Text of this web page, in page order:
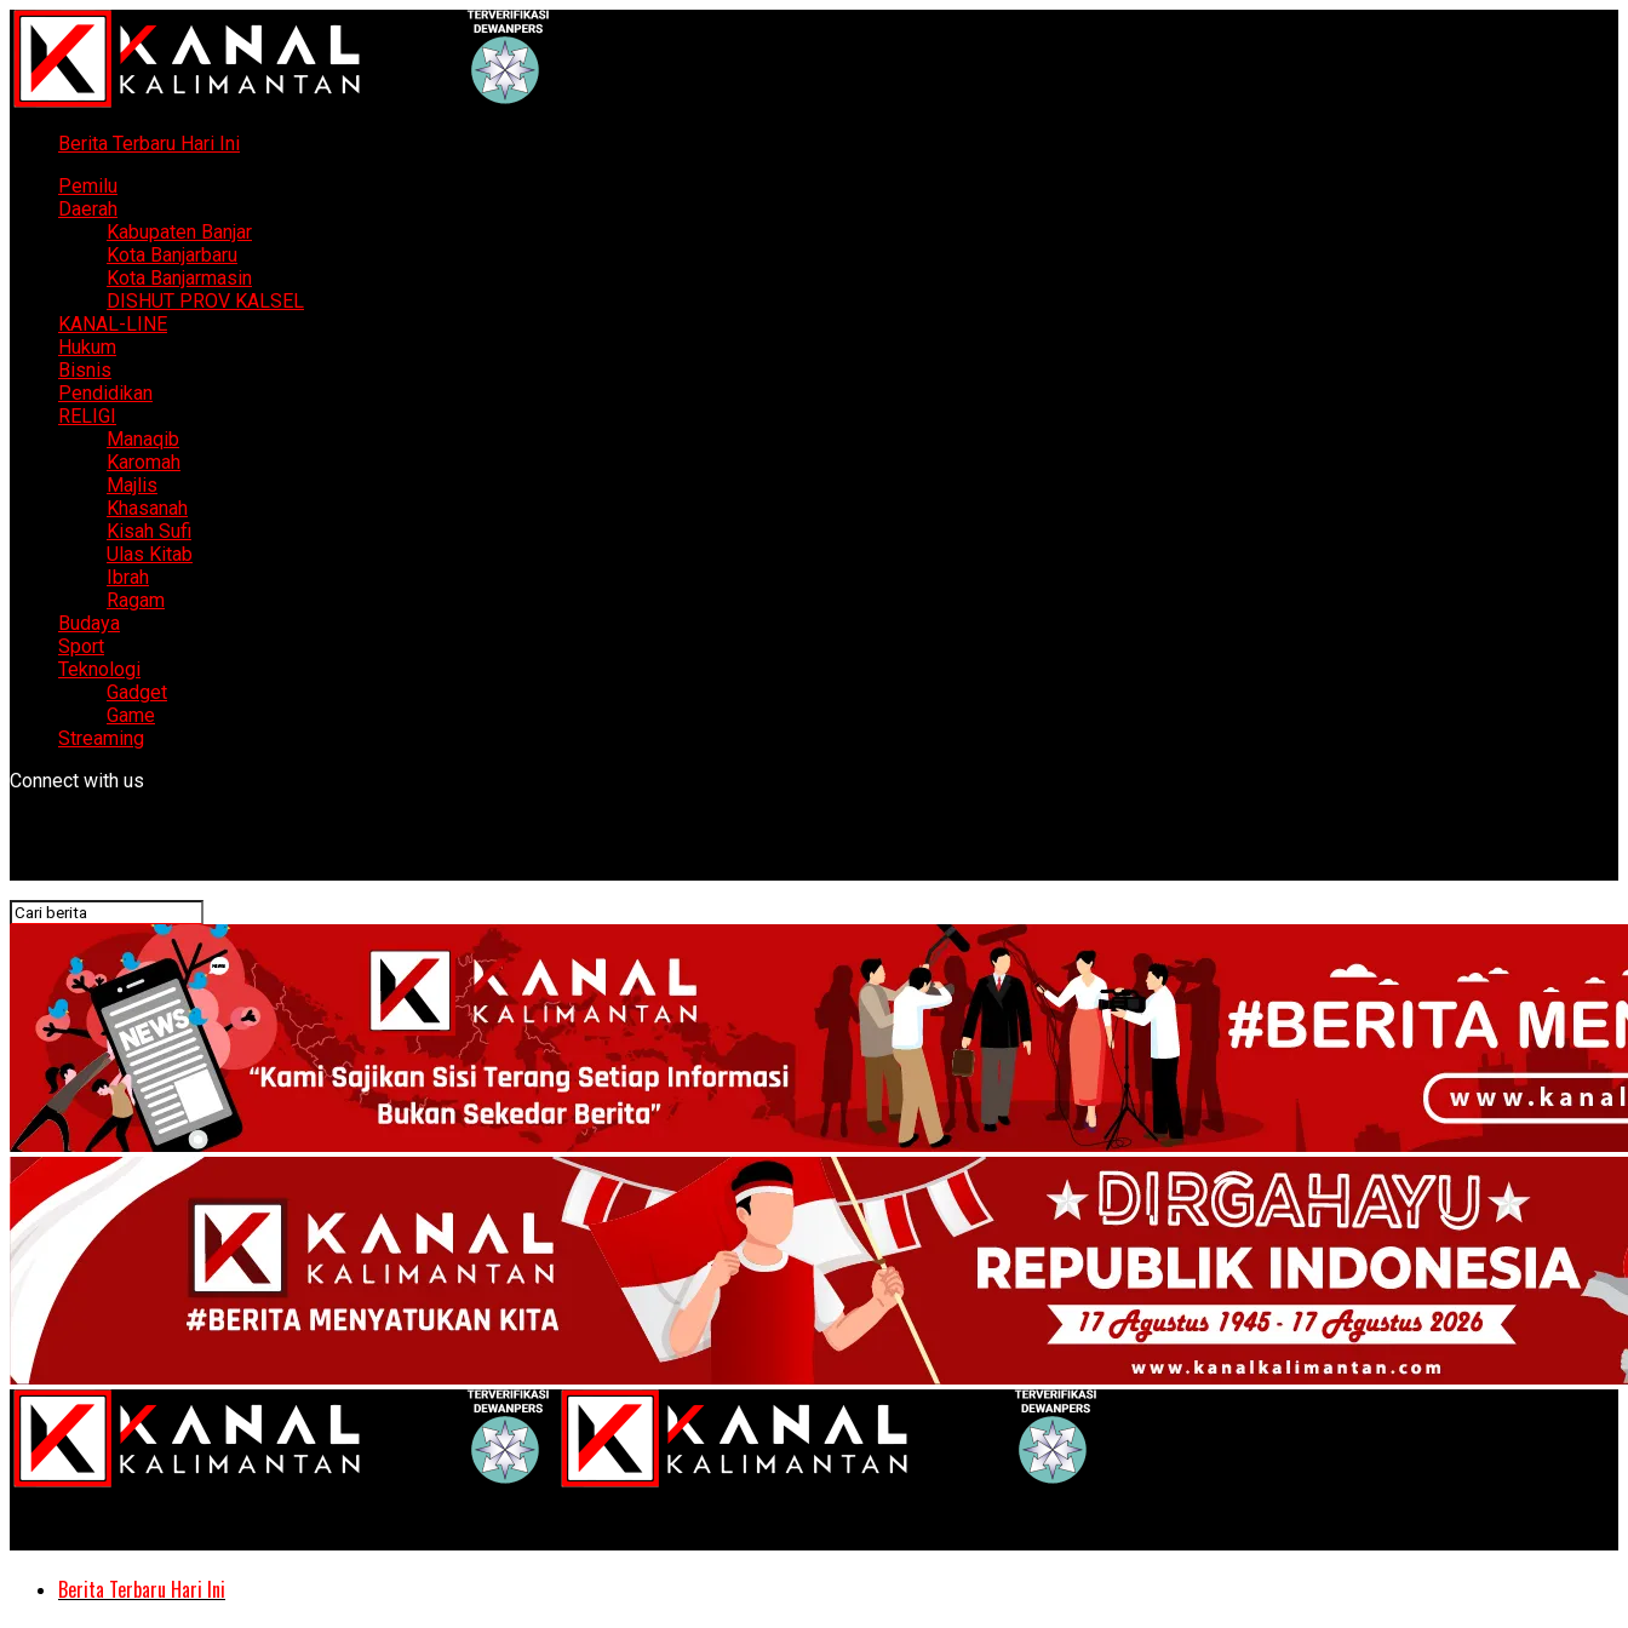
Berita Terbaru Hari Ini
Pemilu
Daerah
Kabupaten Banjar
Kota Banjarbaru
Kota Banjarmasin
DISHUT PROV KALSEL
KANAL-LINE
Hukum
Bisnis
Pendidikan
RELIGI
Manaqib
Karomah
Majlis
Khasanah
Kisah Sufi
Ulas Kitab
Ibrah
Ragam
Budaya
Sport
Teknologi
Gadget
Game
Streaming
Connect with us
Berita Terbaru Hari Ini